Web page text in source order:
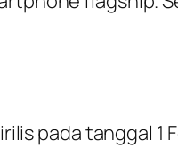
pada tanggal 1